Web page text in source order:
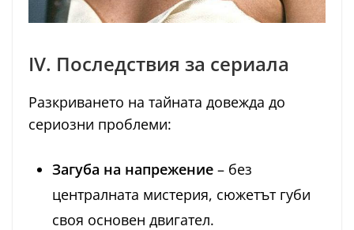
IV. Последствия за сериала
Разкриването на тайната довежда до
сериозни проблеми:
Загуба на напрежение – без
централната мистерия, сюжетът губи
своя основен двигател.